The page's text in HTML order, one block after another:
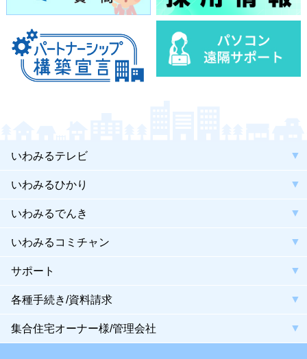
いわみるテレビ
いわみるひかり
いわみるでんき
いわみるコミチャン
サポート
各種手続き/資料請求
集合住宅オーナー様/管理会社